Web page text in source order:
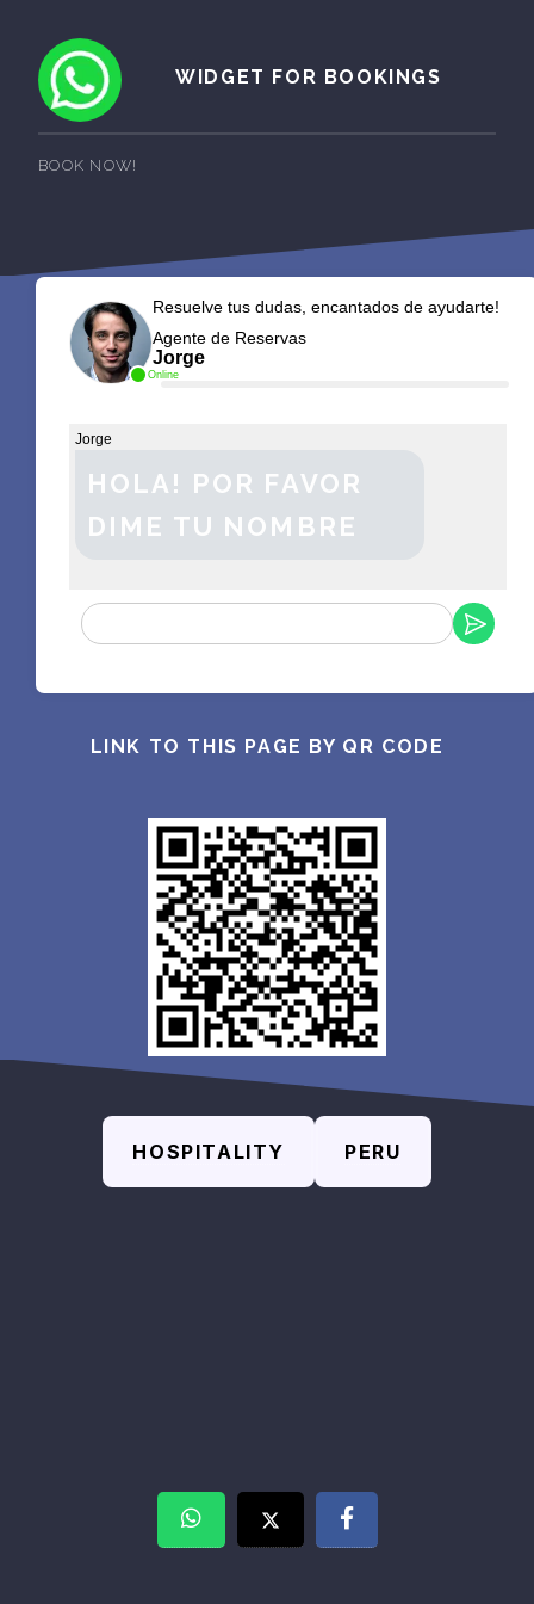
WIDGET FOR BOOKINGS
BOOK NOW!
Online
Resuelve tus dudas, encantados de ayudarte!
Agente de Reservas
Jorge
Jorge
HOLA! POR FAVOR
DIME TU NOMBRE
LINK TO THIS PAGE BY QR CODE
HOSPITALITY PERU